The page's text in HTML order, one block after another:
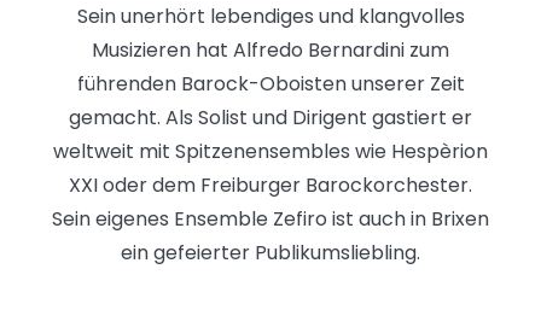
Sein unerhört lebendiges und klangvolles
Musizieren hat Alfredo Bernardini zum
führenden Barock-Oboisten unserer Zeit
gemacht. Als Solist und Dirigent gastiert er
weltweit mit Spitzenensembles wie Hespèrion
XXI oder dem Freiburger Barockorchester.
Sein eigenes Ensemble Zefiro ist auch in Brixen
ein gefeierter Publikumsliebling.